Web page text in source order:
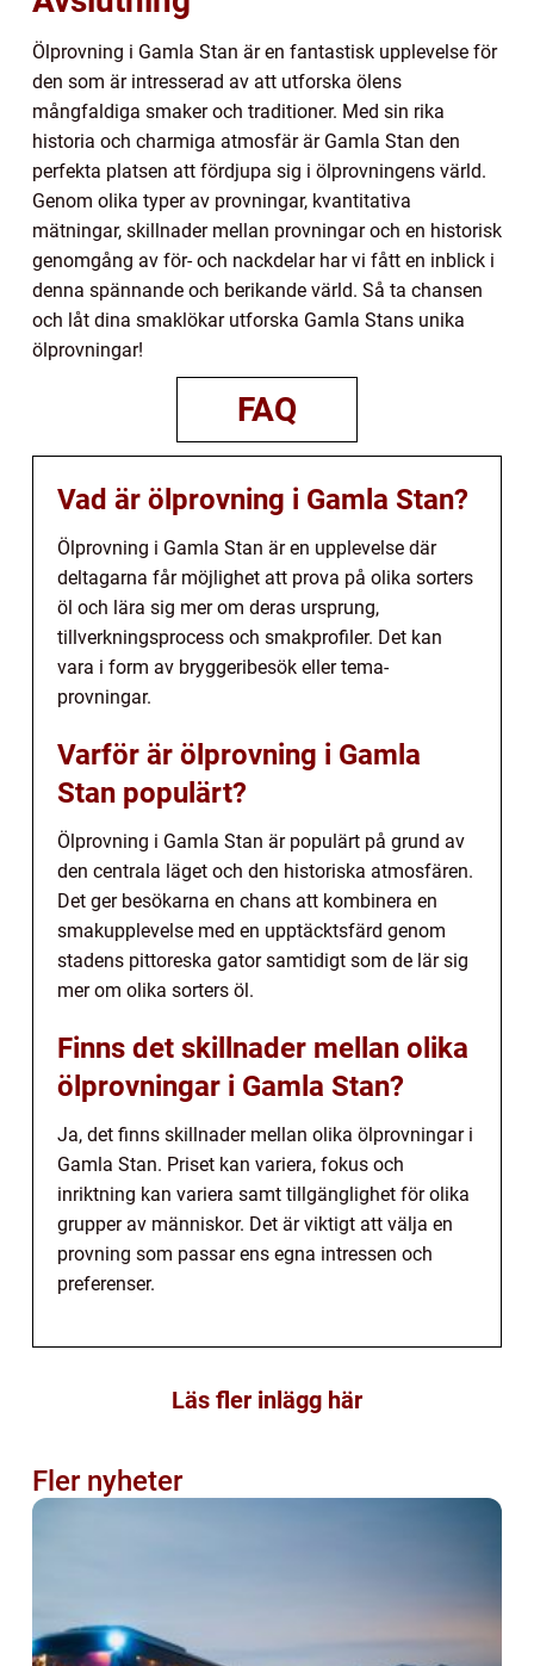
Ölprovning i Gamla Stan är en fantastisk upplevelse för
den som är intresserad av att utforska ölens
mångfaldiga smaker och traditioner. Med sin rika
historia och charmiga atmosfär är Gamla Stan den
perfekta platsen att fördjupa sig i ölprovningens värld.
Genom olika typer av provningar, kvantitativa
mätningar, skillnader mellan provningar och en historisk
genomgång av för- och nackdelar har vi fått en inblick i
denna spännande och berikande värld. Så ta chansen
och låt dina smaklökar utforska Gamla Stans unika
ölprovningar!
FAQ
Vad är ölprovning i Gamla Stan?
Ölprovning i Gamla Stan är en upplevelse där
deltagarna får möjlighet att prova på olika sorters
öl och lära sig mer om deras ursprung,
tillverkningsprocess och smakprofiler. Det kan
vara i form av bryggeribesök eller tema-
provningar.
Varför är ölprovning i Gamla
Stan populärt?
Ölprovning i Gamla Stan är populärt på grund av
den centrala läget och den historiska atmosfären.
Det ger besökarna en chans att kombinera en
smakupplevelse med en upptäcktsfärd genom
stadens pittoreska gator samtidigt som de lär sig
mer om olika sorters öl.
Finns det skillnader mellan olika
ölprovningar i Gamla Stan?
Ja, det finns skillnader mellan olika ölprovningar i
Gamla Stan. Priset kan variera, fokus och
inriktning kan variera samt tillgänglighet för olika
grupper av människor. Det är viktigt att välja en
provning som passar ens egna intressen och
preferenser.
Läs fler inlägg här
Fler nyheter